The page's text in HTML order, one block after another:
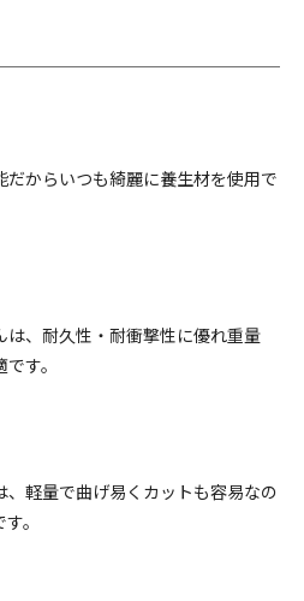
からいつも綺麗に養生材を使用で
、耐久性・耐衝撃性に優れ重量
す。
軽量で曲げ易くカットも容易なの
。